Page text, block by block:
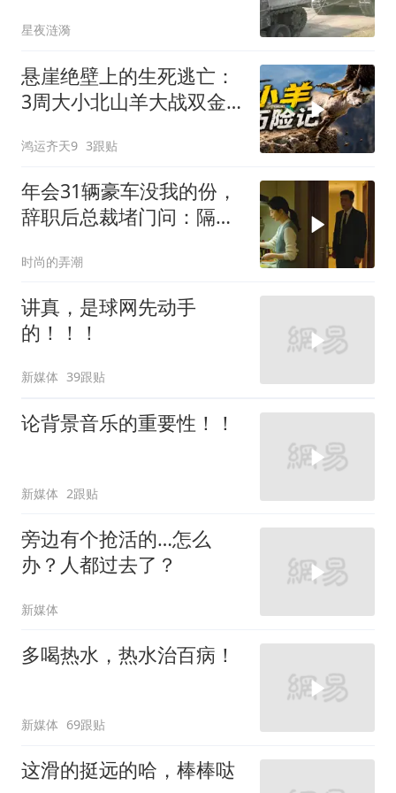
星夜涟漪
悬崖绝壁上的生死逃亡：
3周大小北山羊大战双金
鸿运齐天9 3跟贴
年会31辆豪车没我的份，
辞职后总裁堵门问：隔壁
时尚的弄潮
讲真，是球网先动手
的！！！
新媒体 39跟贴
论背景音乐的重要性！！
新媒体 2跟贴
旁边有个抢活的…怎么
办？人都过去了？
新媒体
多喝热水，热水治百病！
新媒体 69跟贴
这滑的挺远的哈，棒棒哒